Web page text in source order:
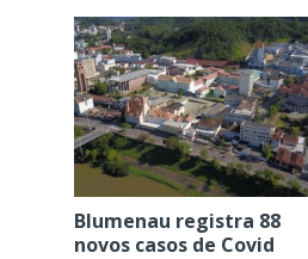
Blumenau registra 88
novos casos de Covid